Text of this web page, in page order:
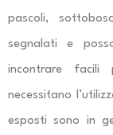
pascoli,
segnalati e
incontrare facili
necessitano
esposti sono in